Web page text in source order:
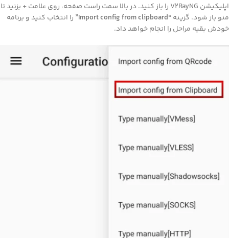
اپلیکیشن V2RayNG را باز کنید. در بالا سمت راست صفحه، روی علامت + بزنید تا
باز شود. گزینه“Import config from clipboard”
را انتخاب کنید و برنامه
بقیه مراحل را انجام خواهد داد.